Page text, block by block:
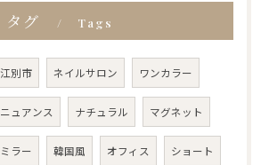
タグ Tags
江別市 ネイルサロン ワンカラー
ニュアンス ナチュラル マグネット
ミラー 韓国風 オフィス ショート